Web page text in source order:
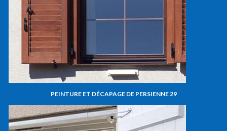
PEINTURE ET DÉCAPAGE DE PERSIENNE 29